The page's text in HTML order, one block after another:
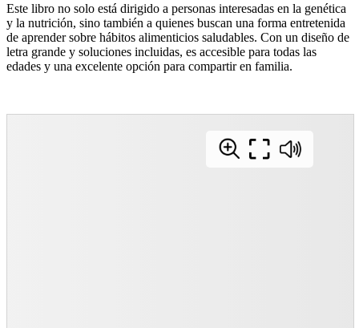
Este libro no solo está dirigido a personas interesadas en la genética
y la nutrición, sino también a quienes buscan una forma entretenida
de aprender sobre hábitos alimenticios saludables. Con un diseño de
letra grande y soluciones incluidas, es accesible para todas las
edades y una excelente opción para compartir en familia.